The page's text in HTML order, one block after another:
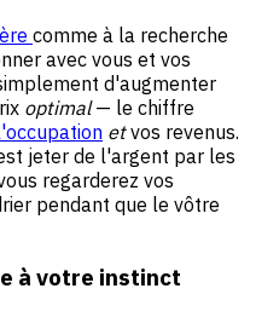
comme à la recherche
avec vous et vos
d'augmenter
optimal— le chiffre
etvos revenus.
jeter de l'argent par les
regarderez vos
pendant que le vôtre
à votre instinct